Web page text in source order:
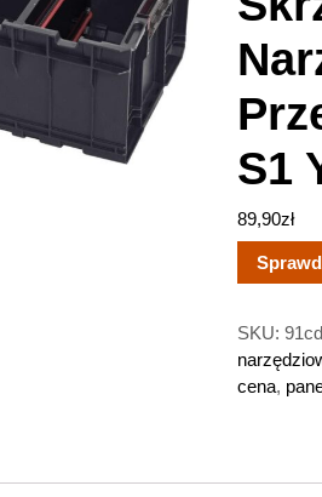
S1
89,90zł
SKU:
cena,